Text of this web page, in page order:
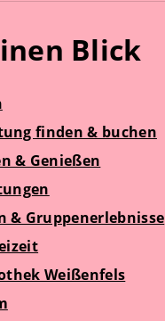
Blick
finden & buchen
& Genießen
& Gruppenerlebnisse
Weißenfels